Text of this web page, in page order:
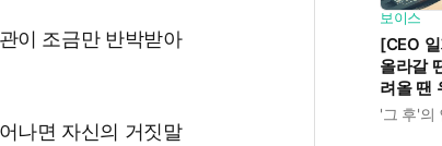
이 조금만 반박받아
나면 자신의 거짓말
보이스
[CEO
올라갈
려올 땐
의 커리